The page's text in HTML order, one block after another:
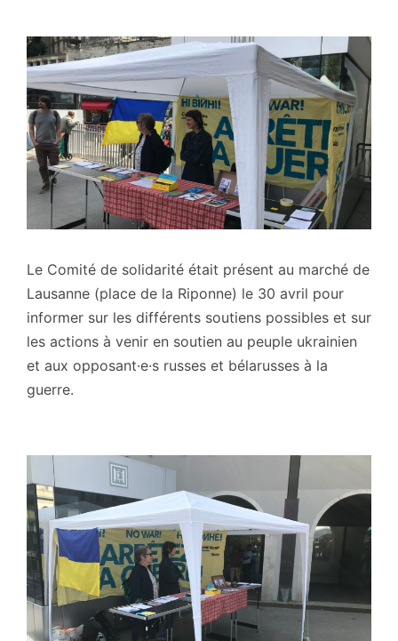
Le Comité de solidarité était présent au marché de
Lausanne (place de la Riponne) le 30 avril pour
informer sur les différents soutiens possibles et sur
les actions à venir en soutien au peuple ukrainien
et aux opposant·e·s russes et bélarusses à la
guerre.